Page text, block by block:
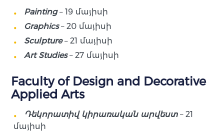
Painting– 19 մայիսի
Graphics– 20 մայիսի
Sculpture– 21 մայիսի
Art Studies– 27 մայիսի
Faculty of Design and Decorative
Applied Arts
Դեկորատիվ կիրառական արվեստ– 21
մայիսի